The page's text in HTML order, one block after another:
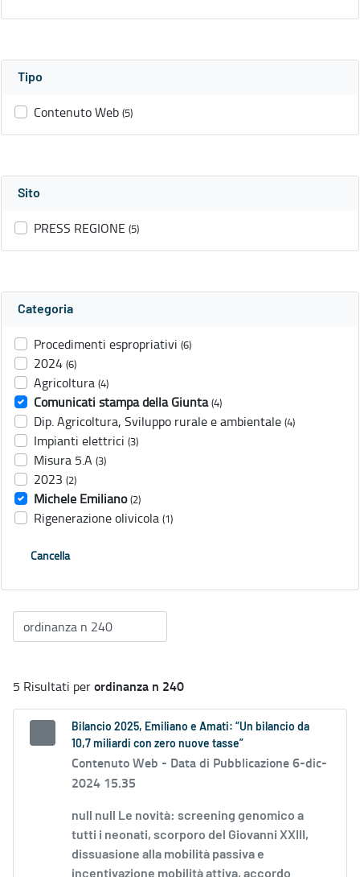
Tipo
Contenuto Web (5)
Sito
PRESS REGIONE (5)
Categoria
Procedimenti espropriativi (6)
2024 (6)
Agricoltura (4)
Comunicati stampa della Giunta (4)
Dip. Agricoltura, Sviluppo rurale e ambientale (4)
Impianti elettrici (3)
Misura 5.A (3)
2023 (2)
Michele Emiliano (2)
Rigenerazione olivicola (1)
Cancella
5 Risultati perordinanza n 240
Bilancio 2025, Emiliano e Amati: “Un bilancio da
10,7 miliardi con zero nuove tasse”
Contenuto Web - Data di Pubblicazione 6-dic-
2024 15.35
null null Le novità: screening genomico a
tutti i neonati, scorporo del Giovanni XXIII,
dissuasione alla mobilità passiva e
incentivazione mobilità attiva, accordo